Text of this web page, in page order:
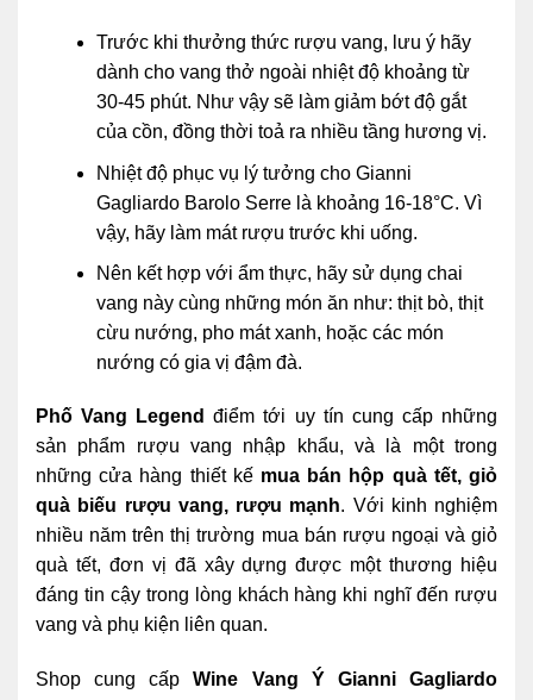
Trước khi thưởng thức rượu vang, lưu ý hãy
dành cho vang thở ngoài nhiệt độ khoảng từ
30-45 phút. Như vậy sẽ làm giảm bớt độ gắt
của cồn, đồng thời toả ra nhiều tầng hương vị.
Nhiệt độ phục vụ lý tưởng cho Gianni
Gagliardo Barolo Serre là khoảng 16-18°C. Vì
vậy, hãy làm mát rượu trước khi uống.
Nên kết hợp với ẩm thực, hãy sử dụng chai
vang này cùng những món ăn như: thịt bò, thịt
cừu nướng, pho mát xanh, hoặc các món
nướng có gia vị đậm đà.
Phố Vang Legend điểm tới uy tín cung cấp những
sản phẩm rượu vang nhập khẩu, và là một trong
những cửa hàng thiết kế mua bán hộp quà tết, giỏ
quà biếu rượu vang, rượu mạnh. Với kinh nghiệm
nhiều năm trên thị trường mua bán rượu ngoại và giỏ
quà tết, đơn vị đã xây dựng được một thương hiệu
đáng tin cậy trong lòng khách hàng khi nghĩ đến rượu
vang và phụ kiện liên quan.
Shop cung cấpWine Vang Ý Gianni Gagliardo